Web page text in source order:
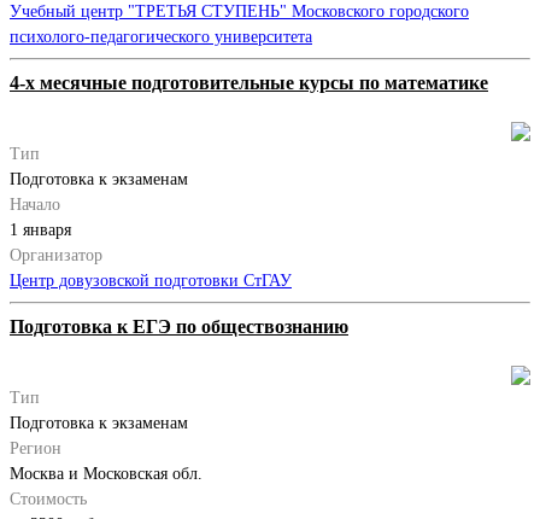
Учебный центр "ТРЕТЬЯ СТУПЕНЬ" Московского городского
психолого-педагогического университета
4-х месячные подготовительные курсы по математике
Тип
Подготовка к экзаменам
Начало
1 января
Организатор
Центр довузовской подготовки СтГАУ
Подготовка к ЕГЭ по обществознанию
Тип
Подготовка к экзаменам
Регион
Москва и Московская обл.
Стоимость